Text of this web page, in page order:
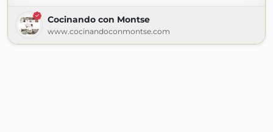
Cocinando con Montse
www.cocinandoconmontse.com